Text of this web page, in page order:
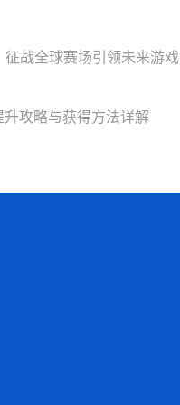
战全球赛场引领未来游
攻略与获得方法详解